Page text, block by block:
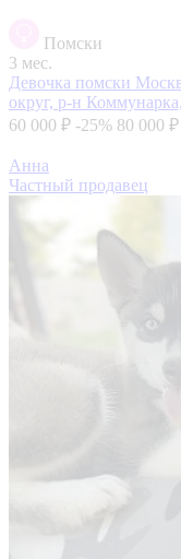
Помски
3 мес.
Девочка помски
округ, р-н
60 000 ₽ -25% 80 000 ₽
Анна
Частный продавец